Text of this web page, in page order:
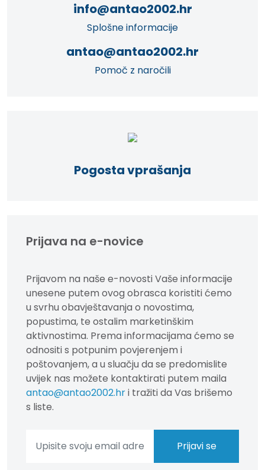
info@antao2002.hr
Splošne informacije
antao@antao2002.hr
Pomoč z naročili
Pogosta vprašanja
Prijava na e-novice
Prijavom na naše e-novosti Vaše informacije
unesene putem ovog obrasca koristiti ćemo
u svrhu obavještavanja o novostima,
popustima, te ostalim marketinškim
aktivnostima. Prema informacijama ćemo se
odnositi s potpunim povjerenjem i
poštovanjem, a u sluačju da se predomislite
uvijek nas možete kontaktirati putem maila
antao@antao2002.hri tražiti da Vas brišemo
s liste.